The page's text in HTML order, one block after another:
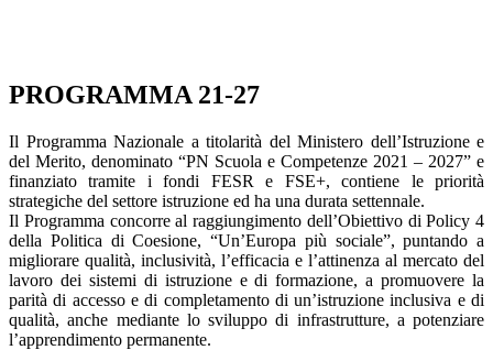
PROGRAMMA 21-27
Il Programma Nazionale a titolarità del Ministero dell’Istruzione e
del Merito, denominato “PN Scuola e Competenze 2021 – 2027” e
finanziato tramite i fondi FESR e FSE+, contiene le priorità
strategiche del settore istruzione ed ha una durata settennale.
Il Programma concorre al raggiungimento dell’Obiettivo di Policy 4
della Politica di Coesione, “Un’Europa più sociale”, puntando a
migliorare qualità, inclusività, l’efficacia e l’attinenza al mercato del
lavoro dei sistemi di istruzione e di formazione, a promuovere la
parità di accesso e di completamento di un’istruzione inclusiva e di
qualità, anche mediante lo sviluppo di infrastrutture, a potenziare
l’apprendimento permanente.